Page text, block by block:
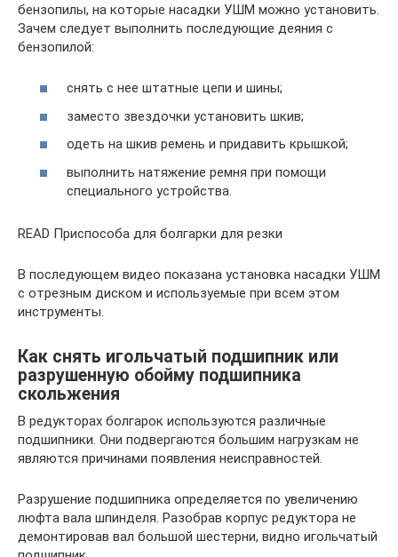
бензопилы, на которые насадки УШМ можно установить.
Зачем следует выполнить последующие деяния с
бензопилой:
снять с нее штатные цепи и шины;
заместо звездочки установить шкив;
одеть на шкив ремень и придавить крышкой;
выполнить натяжение ремня при помощи
специального устройства.
READ Приспособа для болгарки для резки
В последующем видео показана установка насадки УШМ
с отрезным диском и используемые при всем этом
инструменты.
Как снять игольчатый подшипник или
разрушенную обойму подшипника
скольжения
В редукторах болгарок используются различные
подшипники. Они подвергаются большим нагрузкам не
являются причинами появления неисправностей.
Разрушение подшипника определяется по увеличению
люфта вала шпинделя. Разобрав корпус редуктора не
демонтировав вал большой шестерни, видно игольчатый